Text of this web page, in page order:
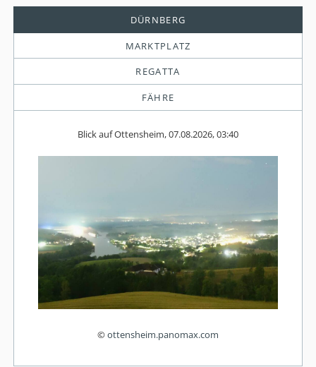
DÜRNBERG
MARKTPLATZ
REGATTA
FÄHRE
Blick auf Ottensheim, 07.08.2026, 03:40
©ottensheim.panomax.com